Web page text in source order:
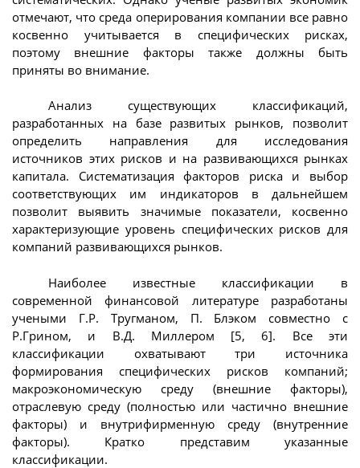
отмечают, что среда оперирования компании все равно
косвенно учитывается в специфических рисках,
поэтому внешние факторы также должны быть
приняты во внимание.
Анализ существующих классификаций,
разработанных на базе развитых рынков, позволит
определить направления для исследования
источников этих рисков и на развивающихся рынках
капитала. Систематизация факторов риска и выбор
соответствующих им индикаторов в дальнейшем
позволит выявить значимые показатели, косвенно
характеризующие уровень специфических рисков для
компаний развивающихся рынков.
Наиболее известные классификации в
современной финансовой литературе разработаны
учеными Г.Р. Тругманом, П. Блэком совместно с
Р.Грином, и В.Д. Миллером [5, 6]. Все эти
классификации охватывают три источника
формирования специфических рисков компаний;
макроэкономическую среду (внешние факторы),
отраслевую среду (полностью или частично внешние
факторы) и внутрифирменную среду (внутренние
факторы). Кратко представим указанные
классификации.